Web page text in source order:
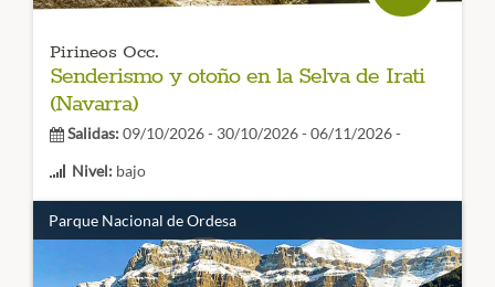
Pirineos Occ.
Senderismo y otoño en la Selva de Irati
(Navarra)
Salidas:09/10/2026 - 30/10/2026 - 06/11/2026 -
Nivel: bajo
Si eres un amante del senderismo y la naturaleza,no te
puedes perder la Selva de Irati, un hayedo espectacular, y
Parque Nacional de Ordesa